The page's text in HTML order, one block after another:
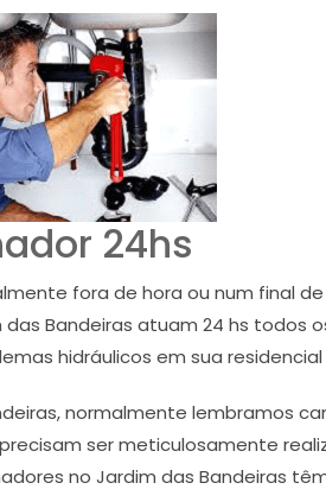
24hs
fora de hora ou num final
Bandeiras atuam 24 hs todos
hidráulicos em sua
normalmente lembramos
ser meticulosamente
no Jardim das Bandeiras